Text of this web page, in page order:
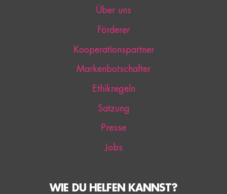
Über uns
Förderer
Kooperationspartner
Markenbotschafter
Ethikregeln
Satzung
Presse
Jobs
WIE DU HELFEN KANNST?